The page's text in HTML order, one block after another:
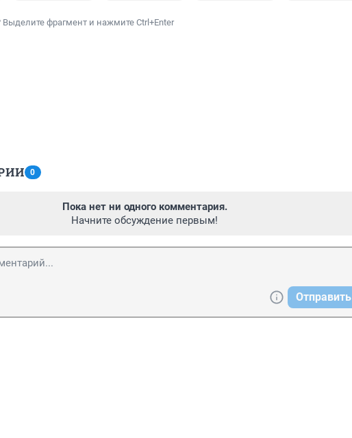
Выделите фрагмент и нажмите Ctrl+Enter
0
Пока нет ни одного комментария.
Начните обсуждение первым!
Отправить